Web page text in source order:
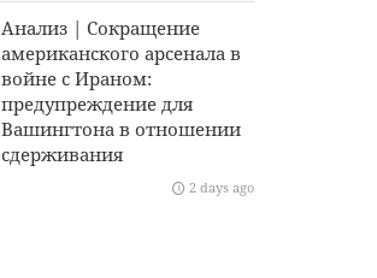
Анализ | Сокращение
американского арсенала в
войне с Ираном:
предупреждение для
Вашингтона в отношении
сдерживания
2 days ago